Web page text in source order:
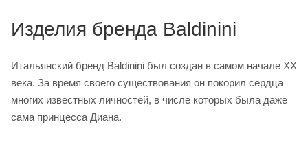
Изделия бренда Baldinini
Итальянский бренд Baldinini был создан в самом начале XX
века. За время своего существования он покорил сердца
многих известных личностей, в числе которых была даже
сама принцесса Диана.